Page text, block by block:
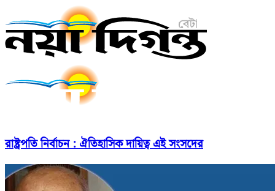
রাষ্ট্রপতি নির্বাচন : ঐতিহাসিক দায়িত্ব এই সংসদের